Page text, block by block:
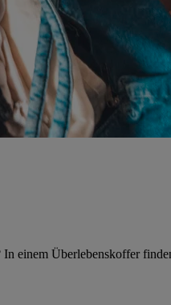
einem Überlebenskoffer